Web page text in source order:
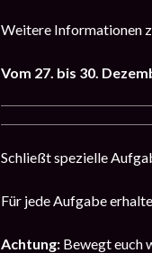
Weitere Informationen
Vom 27. bis 30.
Schließt spezielle
Für jede Aufgabe
Achtung: Bewegt euch